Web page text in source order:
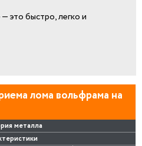
это быстро, легко и
лома вольфрама на
металла